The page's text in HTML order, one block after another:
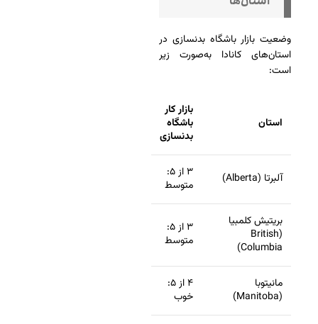
وضعیت بازار باشگاه بدنسازی در
استان‌های کانادا به‌صورت زیر
است:
استان
بازار کار
باشگاه
بدنسازی
آلبرتا (Alberta)
۳ از ۵:
متوسط
بریتیش کلمبیا
(British
Columbia)
۳ از ۵:
متوسط
مانیتوبا
(Manitoba)
۴ از ۵:
خوب